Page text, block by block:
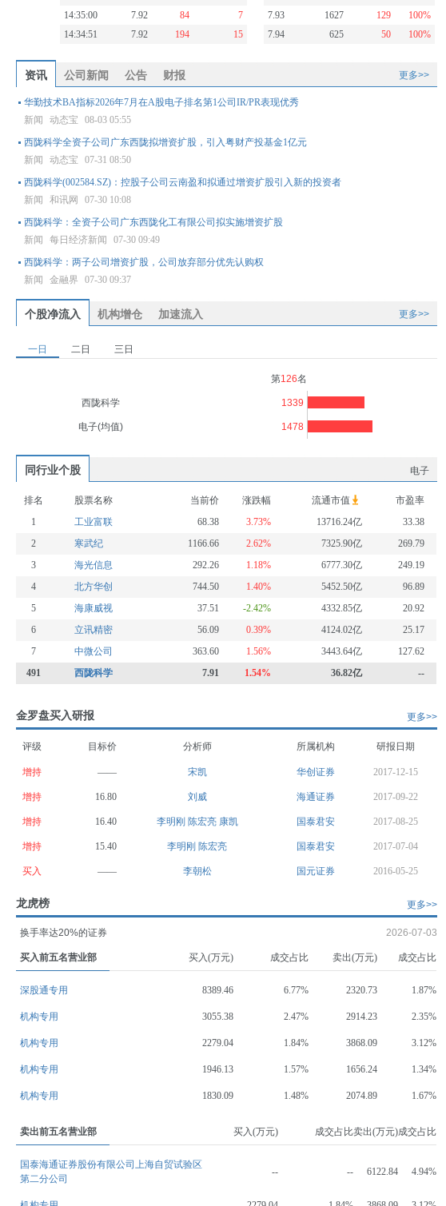
14:35:00
7.92 84
7
14:34:51
7.92 194 15
7.93
1627 129
100%
7.94
625 50 100%
资讯 公司新闻 公告 财报 更多>>
华勤技术BA指标2026年7月在A股电子排名第1公司IR/PR表现优秀
新闻
动态宝
08-03 05:55
西陇科学全资子公司广东西陇拟增资扩股，引入粤财产投基金1亿元
新闻
动态宝
07-31 08:50
西陇科学(002584.SZ)：控股子公司云南盈和拟通过增资扩股引入新的投资者
新闻
和讯网
07-30 10:08
西陇科学：全资子公司广东西陇化工有限公司拟实施增资扩股
新闻
每日经济新闻
07-30 09:49
西陇科学：两子公司增资扩股，公司放弃部分优先认购权
新闻
金融界 07-30 09:37
个股净流入 机构增仓 加速流入 更多>>
一日 二日 三日
第126名
西陇科学 1339
电子(均值) 1478
同行业个股 电子
排名 股票名称 当前价 涨跌幅 流通市值
市盈率
1
工业富联 68.38 3.73% 13716.24亿
33.38
2
寒武纪 1166.66 2.62% 7325.90亿
269.79
3
海光信息 292.26 1.18% 6777.30亿
249.19
4
北方华创 744.50 1.40% 5452.50亿
96.89
5
海康威视 37.51 -2.42% 4332.85亿
20.92
6
立讯精密 56.09 0.39% 4124.02亿
25.17
7
中微公司 363.60 1.56% 3443.64亿
127.62
491
西陇科学 7.91 1.54% 36.82亿 --
更多>>
金罗盘买入研报
评级 目标价 分析师 所属机构 研报日期
增持 —— 宋凯 华创证券 2017-12-15
增持 16.80 刘威 海通证券 2017-09-22
增持 16.40 李明刚 陈宏亮 康凯 国泰君安 2017-08-25
增持 15.40 李明刚 陈宏亮 国泰君安 2017-07-04
买入 —— 李朝松 国元证券 2016-05-25
更多>>
龙虎榜
换手率达20%的证券 2026-07-03
买入前五名营业部 买入(万元) 成交占比 卖出(万元) 成交占比
深股通专用 8389.46 6.77% 2320.73 1.87%
机构专用 3055.38 2.47% 2914.23 2.35%
机构专用 2279.04 1.84% 3868.09 3.12%
机构专用 1946.13 1.57% 1656.24 1.34%
机构专用 1830.09 1.48% 2074.89 1.67%
卖出前五名营业部 买入(万元) 成交占比卖出(万元)成交占比
国泰海通证券股份有限公司上海自贸试验区
第二分公司
-- -- 6122.84 4.94%